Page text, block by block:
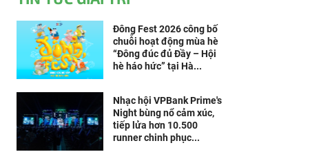
Đông Fest 2026 công bố
chuỗi hoạt động mùa hè
“Đông đúc đủ Đầy – Hội
hè háo hức” tại Hà...
Nhạc hội VPBank Prime's
Night bùng nổ cảm xúc,
tiếp lửa hơn 10.500
runner chinh phục...